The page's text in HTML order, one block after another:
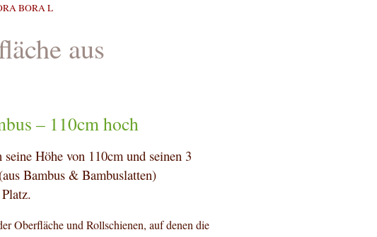
BORA L
aus
– 110cm hoch
Höhe von 110cm und seinen 3
Bambus & Bambuslatten)
Oberfläche und Rollschienen, auf denen die